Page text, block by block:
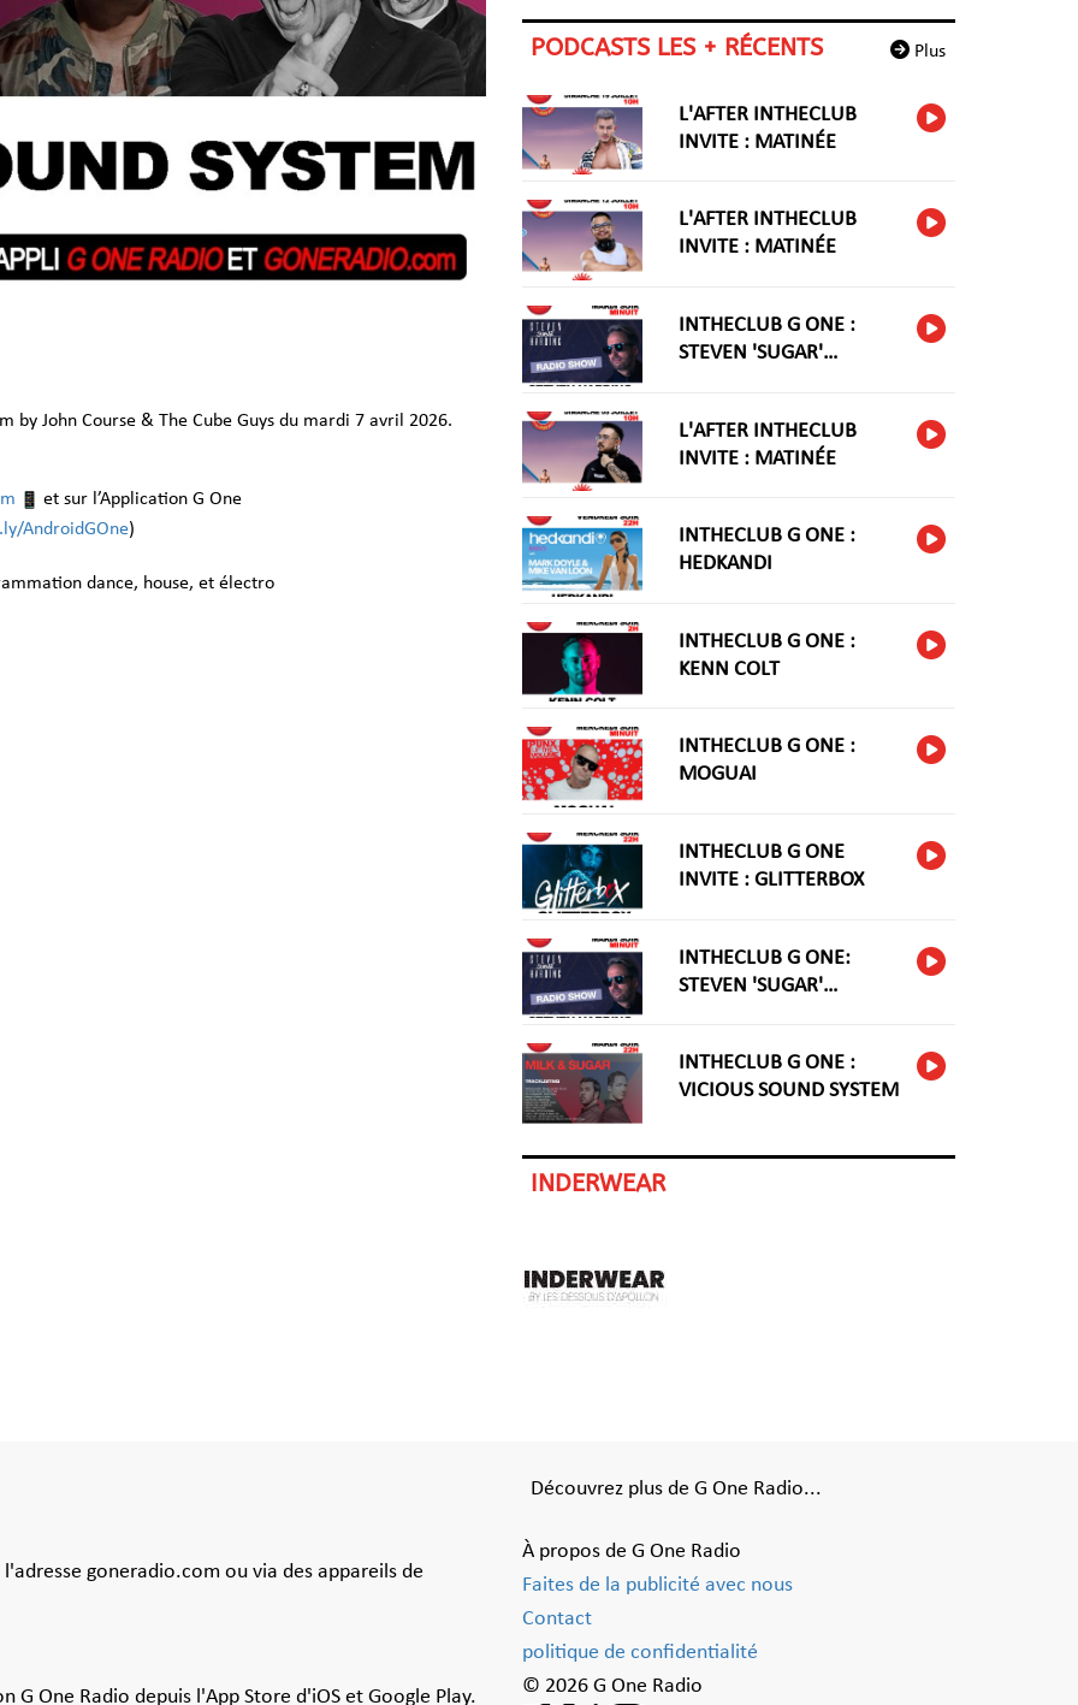
by John Course & The Cube Guys du mardi 7 avril 2026.
et sur l’Application G One
AndroidGOne)
dance, house, et électro
Plus
PODCASTS LES + RÉCENTS
L'AFTER INTHECLUB
INVITE : MATINÉE
L'AFTER INTHECLUB
INVITE : MATINÉE
INTHECLUB G ONE :
STEVEN 'SUGAR'
L'AFTER INTHECLUB
INVITE : MATINÉE
INTHECLUB G ONE :
HEDKANDI
INTHECLUB G ONE :
KENN COLT
INTHECLUB G ONE :
MOGUAI
INTHECLUB G ONE
INVITE : GLITTERBOX
INTHECLUB G ONE:
STEVEN 'SUGAR'
INTHECLUB G ONE :
VICIOUS SOUND SYSTEM
INDERWEAR
goneradio.com ou via des appareils de
G One Radio depuis l'App Store d'iOS et Google Play.
Découvrez plus de G One Radio...
À propos de G One Radio
Faites de la publicité avec nous
Contact
politique de confidentialité
© 2026 G One Radio